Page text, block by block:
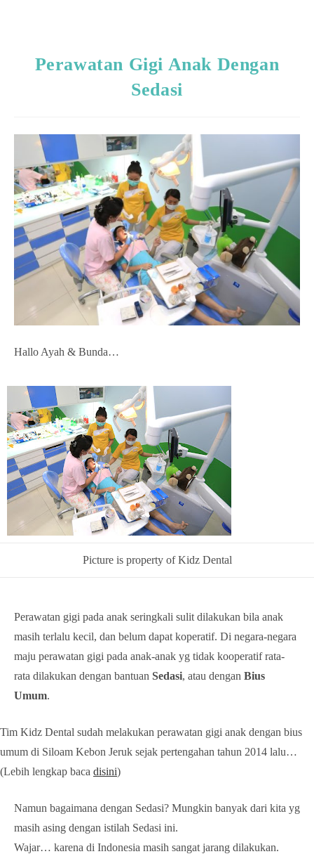
Perawatan Gigi Anak Dengan
Sedasi
Hallo Ayah & Bunda…
Picture is property of Kidz Dental
Perawatan gigi pada anak seringkali sulit dilakukan bila anak
masih terlalu kecil, dan belum dapat koperatif. Di negara-negara
maju perawatan gigi pada anak-anak yg tidak kooperatif rata-
rata dilakukan dengan bantuan Sedasi, atau dengan Bius
Umum.
Tim Kidz Dental sudah melakukan perawatan gigi anak dengan bius
umum di Siloam Kebon Jeruk sejak pertengahan tahun 2014 lalu…
(Lebih lengkap baca disini)
Namun bagaimana dengan Sedasi? Mungkin banyak dari kita yg
masih asing dengan istilah Sedasi ini.
Wajar… karena di Indonesia masih sangat jarang dilakukan.